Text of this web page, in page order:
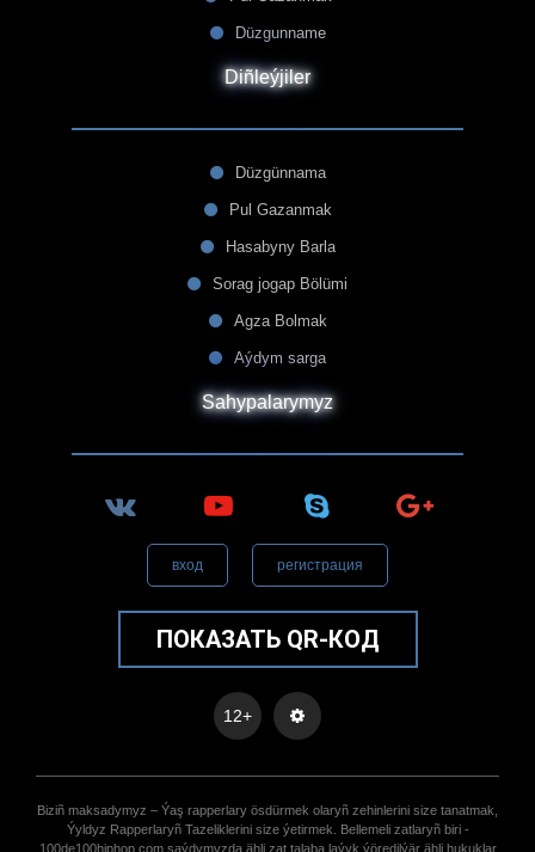
Düzgunname
Diñleýjiler
Düzgünnama
Pul Gazanmak
Hasabyny Barla
Sorag jogap Bölümi
Agza Bolmak
Aýdym sarga
Sahypalarymyz
вход регистрация
ПОКАЗАТЬ QR-КОД
12+
Biziñ maksadymyz – Ýaş rapperlary ösdürmek olaryñ zehinlerini size tanatmak,
Ýyldyz Rapperlaryñ Tazeliklerini size ýetirmek. Bellemeli zatlaryñ biri -
100de100hiphop.com saýdymyzda ähli zat talaba laýyk ýöredilýär ähli hukuklar